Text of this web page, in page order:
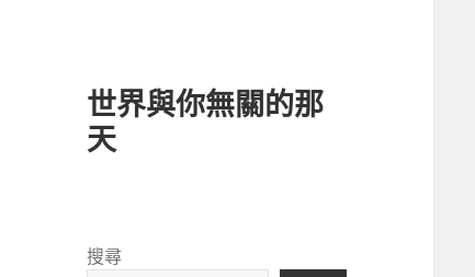
世界與你無關的那
天
搜尋